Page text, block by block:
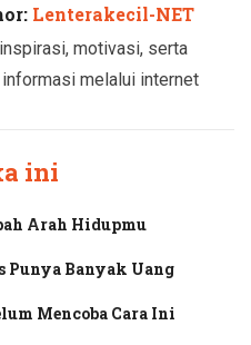
Lenterakecil-NET
motivasi, serta
melalui internet
ini
Arah Hidupmu
Punya Banyak Uang
Mencoba Cara Ini